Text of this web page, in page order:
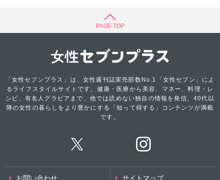
PAGE TOP
「女性セブンプラス」は、女性週刊誌実売部数No.1「女性セブン」によ
るライフスタイルサイトです。健康・医療から美容、マネー、料理・レ
シピ、有名人グラビアまで、他では読めない独自の情報を発信。40代以
降の女性の暮らしをより豊かにする「知って得する」コンテンツが満載
です。
お問い合わせ サイトマップ